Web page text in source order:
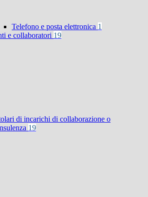
Telefono e posta elettronica 1
e collaboratori 19
di incarichi di collaborazione o
19